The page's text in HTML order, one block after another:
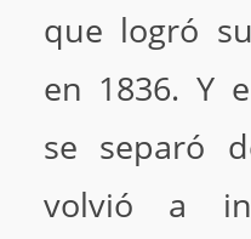
que logró
en 1836. Y
se separó
volvió a